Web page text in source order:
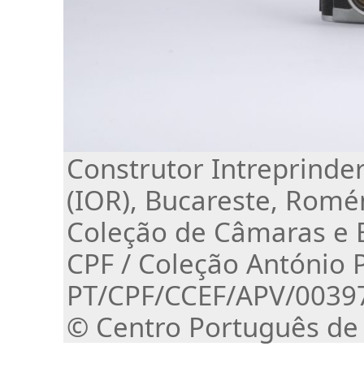
Construtor
(IOR), Bucareste,
Coleção de Câmaras
CPF / Coleção António
PT/CPF/CCEF/APV/
© Centro Português